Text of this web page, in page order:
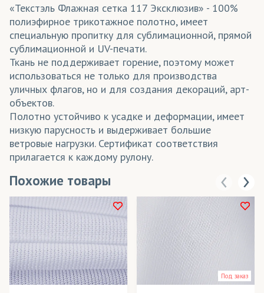
«Текстэль Флажная сетка 117 Эксклюзив» - 100%
полиэфирное трикотажное полотно, имеет
специальную пропитку для сублимационной, прямой
сублимационной и UV-печати.
Ткань не поддерживает горение, поэтому может
использоваться не только для производства
уличных флагов, но и для создания декораций, арт-
объектов.
Полотно устойчиво к усадке и деформации, имеет
низкую парусность и выдерживает большие
ветровые нагрузки. Сертификат соответствия
прилагается к каждому рулону.
Похожие товары
Под заказ